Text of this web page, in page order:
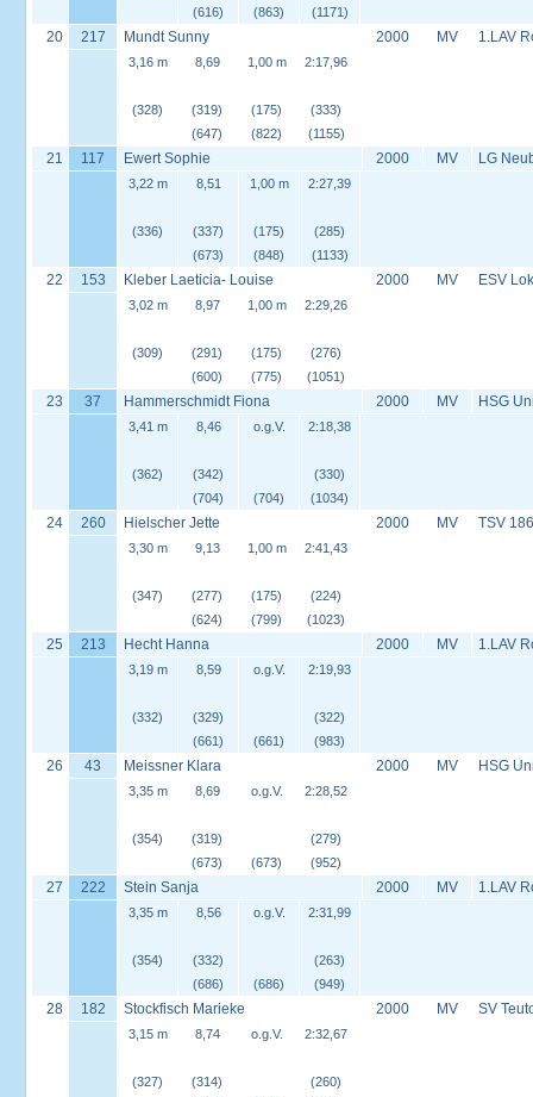
(616)
(863)
(1171)
20 217 Mundt Sunny 2000 MV 1.LAV
3,16 m
(328)
8,69
(319)
(647)
1,00 m
(175)
(822)
2:17,96
(333)
(1155)
21 117 Ewert Sophie 2000 MV LG
3,22 m
(336)
8,51
(337)
(673)
1,00 m
(175)
(848)
2:27,39
(285)
(1133)
22 153 Kleber Laeticia- Louise 2000 MV ESV
3,02 m
(309)
8,97
(291)
(600)
1,00 m
(175)
(775)
2:29,26
(276)
(1051)
23 37 Hammerschmidt Fiona 2000 MV HSG
3,41 m
(362)
8,46
(342)
(704)
o.g.V.
(704)
2:18,38
(330)
(1034)
24 260 Hielscher Jette 2000 MV TSV
3,30 m
(347)
9,13
(277)
(624)
1,00 m
(175)
(799)
2:41,43
(224)
(1023)
25 213 Hecht Hanna 2000 MV 1.LAV
3,19 m
(332)
8,59
(329)
(661)
o.g.V.
(661)
2:19,93
(322)
(983)
26 43 Meissner Klara 2000 MV HSG
3,35 m
(354)
8,69
(319)
(673)
o.g.V.
(673)
2:28,52
(279)
(952)
27 222 Stein Sanja 2000 MV 1.LAV
3,35 m
(354)
8,56
(332)
(686)
o.g.V.
(686)
2:31,99
(263)
(949)
28 182 Stockfisch Marieke 2000 MV SV
3,15 m
(327)
8,74
(314)
o.g.V. 2:32,67
(260)